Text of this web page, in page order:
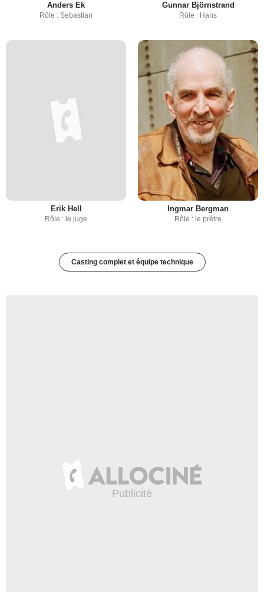
Anders Ek
Rôle : Sebastian
Gunnar Björnstrand
Rôle : Hans
Erik Hell
Rôle : le juge
Ingmar Bergman
Rôle : le prêtre
Casting complet et équipe technique